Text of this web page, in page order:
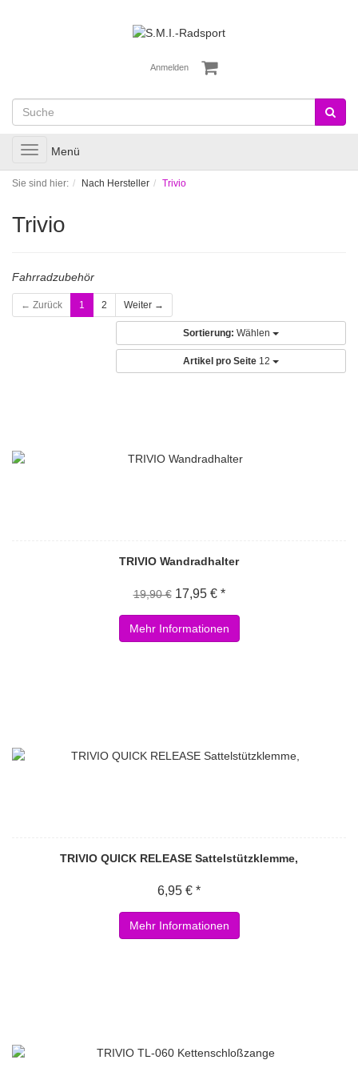
Anmelden
Toggle
navigation
Menü
Sie sind hier: Nach Hersteller Trivio
Trivio
Fahrradzubehör
← Zurück 1 2 Weiter →
Sortierung: Wählen
Artikel pro Seite 12
TRIVIO Wandradhalter
19,90 € 17,95 € *
Mehr Informationen
TRIVIO QUICK RELEASE Sattelstützklemme,
6,95 € *
Mehr Informationen